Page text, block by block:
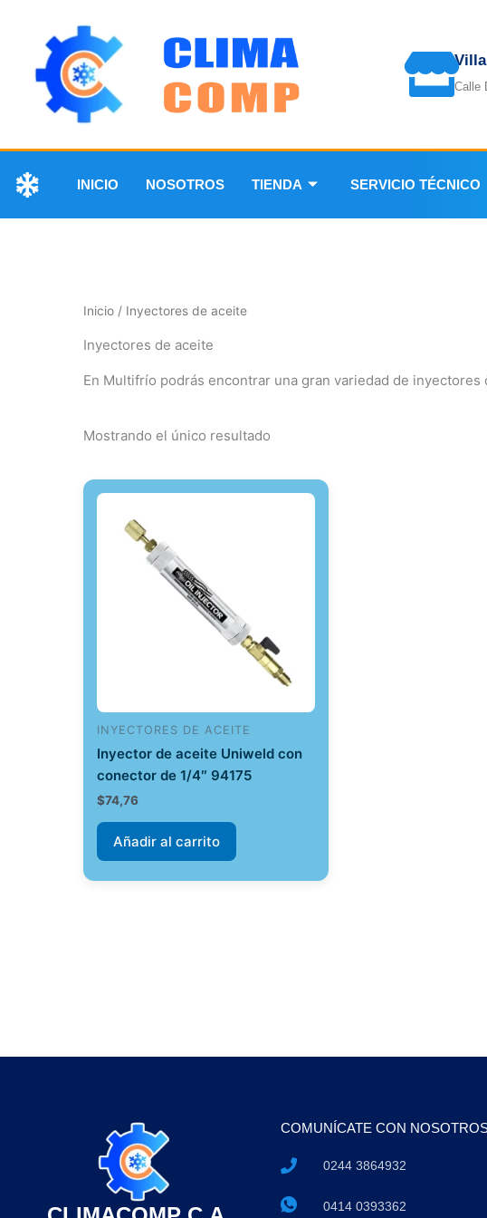
Calle
INICIO NOSOTROS TIENDA SERVICIO TÉCNICO
Inicio / Inyectores de aceite
Inyectores de aceite
En Multifrío podrás encontrar una gran variedad de
Mostrando el único resultado
INYECTORES DE ACEITE
Inyector de aceite Uniweld con
conector de 1/4″ 94175
$74,76
Añadir al carrito
COMUNÍCATE CON
0244 3864932
0414 0393362